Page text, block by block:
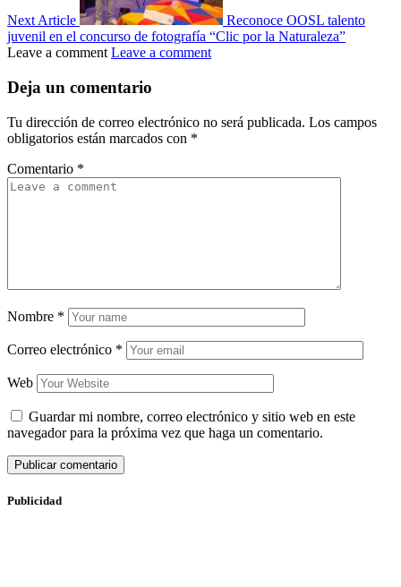
Next Article
Reconoce OOSL talento
juvenil en el concurso de fotografía “Clic por la Naturaleza”
Leave a comment Leave a comment
Deja un comentario
Tu dirección de correo electrónico no será publicada. Los campos
obligatorios están marcados con *
Comentario *
Nombre *
Correo electrónico *
Web
Guardar mi nombre, correo electrónico y sitio web en este
navegador para la próxima vez que haga un comentario.
Publicidad